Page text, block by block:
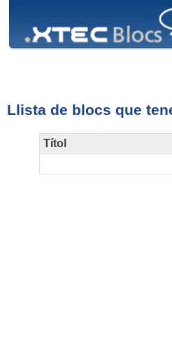
Llista de blocs que
Títol